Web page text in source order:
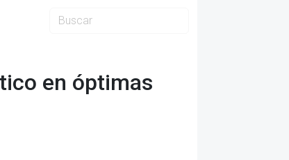
en óptimas